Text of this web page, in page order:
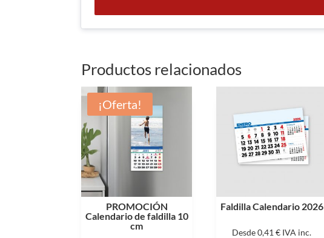
Productos relacionados
¡Oferta!
PROMOCIÓN
Calendario de faldilla 10
cm
Faldilla Calendario 2026
Desde0,41€ IVA inc.